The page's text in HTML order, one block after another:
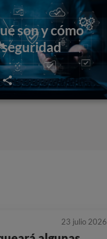
son y cómo
23 julio 2026